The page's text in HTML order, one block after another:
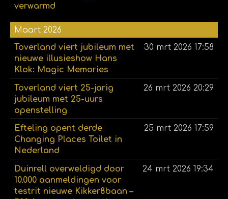
verwarmd
Maart 2026
Toverland viert jubileum met
nieuwe illusieshow Hans
Klok: Magic Memories
30 mrt 2026 17:58
Toverland viert 25-jarig
jubileum met 25-uurs
openstelling
26 mrt 2026 20:29
Efteling opent derde
Changing Places Toilet in
Nederland
25 mrt 2026 17:59
Duinrell overweldigd door
10.000 aanmeldingen voor
testrit nieuwe Kikker8baan –
24 mrt 2026 19:34